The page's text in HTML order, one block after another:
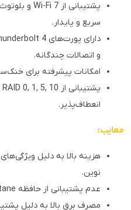
سریع و پایدار.
و اتصالات چندگانه.
امکانات پیشرفته برای
انعطاف‌پذیر.
معایب:
هزینه بالا به دلیل
نوین.
عدم پشتیبانی از حافظه Optane.
مصرف برق بالا به دلیل